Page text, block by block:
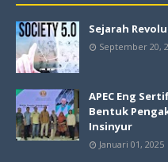
Sejarah
September 20,
APEC Eng
Bentuk
Insinyur
Januari 01, 2025